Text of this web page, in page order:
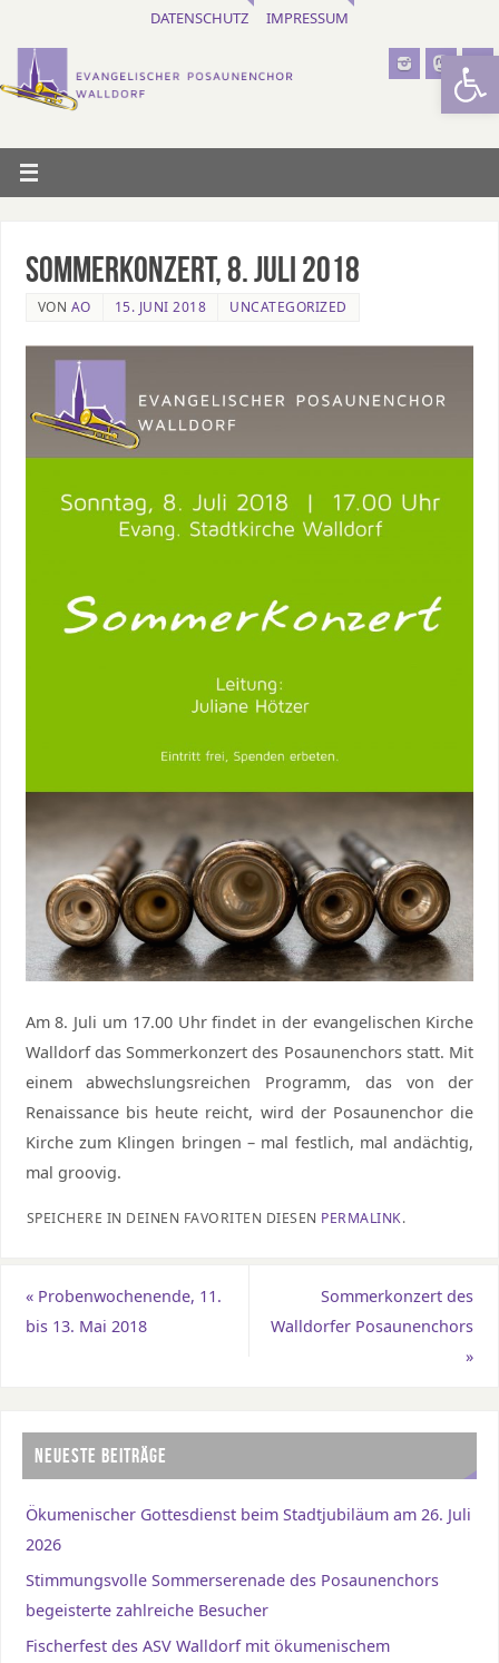
DATENSCHUTZ IMPRESSUM
Sommerkonzert, 8. Juli 2018
VON AO 15. JUNI 2018 UNCATEGORIZED
Am 8. Juli um 17.00 Uhr findet in der evangelischen Kirche
Walldorf das Sommerkonzert des Posaunenchors statt. Mit
einem abwechslungsreichen Programm, das von der
Renaissance bis heute reicht, wird der Posaunenchor die
Kirche zum Klingen bringen – mal festlich, mal andächtig,
mal groovig.
SPEICHERE IN DEINEN FAVORITEN DIESEN PERMALINK.
«Probenwochenende, 11.
bis 13. Mai 2018
Sommerkonzert des
Walldorfer Posaunenchors
»
NEUESTE BEITRÄGE
Ökumenischer Gottesdienst beim Stadtjubiläum am 26. Juli
2026
Stimmungsvolle Sommerserenade des Posaunenchors
begeisterte zahlreiche Besucher
Fischerfest des ASV Walldorf mit ökumenischem